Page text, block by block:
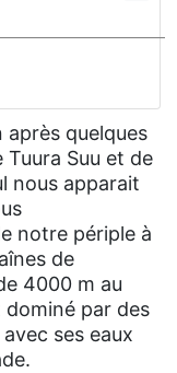
quelques
Tuura Suu et de
nous apparait
notre périple à
de
4000 m au
dominé par des
ses eaux